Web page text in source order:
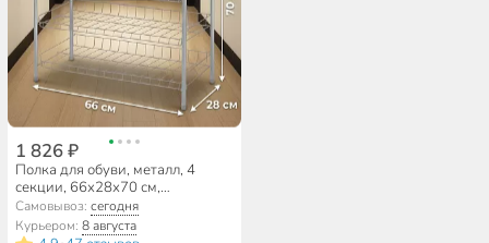
1 826 ₽
Полка для обуви, металл, 4
секции, 66х28х70 см,
разборная, матовый серый,
Nika, ЭТ1/МС
Самовывоз:сегодня
Курьером:8 августа